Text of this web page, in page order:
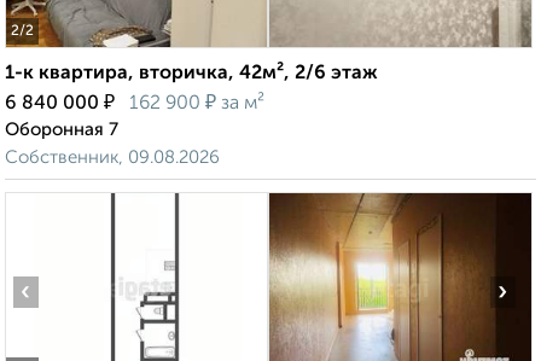
2/2
1-к квартира, вторичка, 42м², 2/6 этаж
6 840 000 ₽ 162 900 ₽ за м²
Оборонная 7
Собственник, 09.08.2026
‹ ›